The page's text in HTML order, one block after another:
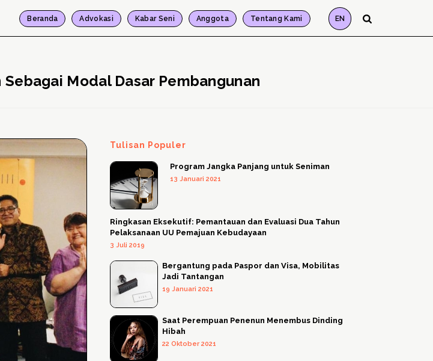
Beranda Advokasi Kabar Seni Anggota Tentang Kami EN
Modal Dasar Pembangunan
Tulisan Populer
Program Jangka Panjang untuk Seniman
13 Januari 2021
Ringkasan Eksekutif: Pemantauan dan Evaluasi Dua Tahun
Pelaksanaan UU Pemajuan Kebudayaan
3 Juli 2019
Bergantung pada Paspor dan Visa, Mobilitas
Jadi Tantangan
19 Januari 2021
Saat Perempuan Penenun Menembus Dinding
Hibah
22 Oktober 2021